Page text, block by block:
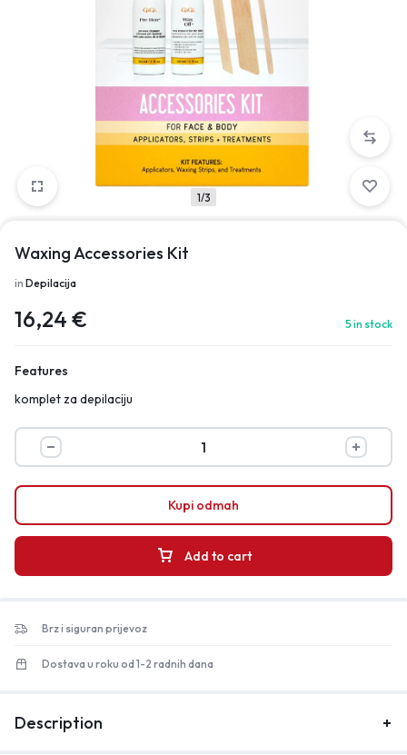
Sign in
1/3
Waxing Accessories Kit
in Depilacija
16,24 € 5 in stock
Features
komplet za depilaciju
Add to cart
Kupi odmah
Brz i siguran prijevoz
Dostava u roku od 1-2 radnih dana
Description